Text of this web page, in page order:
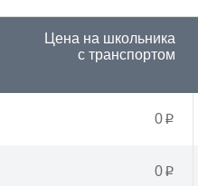
Цена на школьника
с транспортом
0p
0p